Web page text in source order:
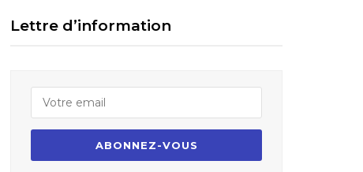
Lettre d’information